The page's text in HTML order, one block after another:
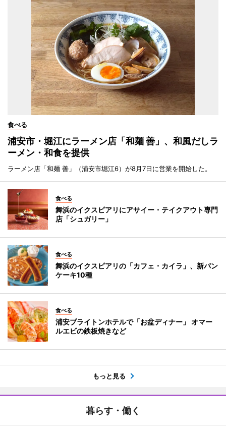
食べる
浦安市・堀江にラーメン店「和麺 善」、和風だしラ
ーメン・和食を提供
ラーメン店「和麺 善」（浦安市堀江6）が8月7日に営業を開始した。
食べる
舞浜のイクスピアリにアサイー・テイクアウト専門
店「シュガリー」
食べる
舞浜のイクスピアリの「カフェ・カイラ」、新パン
ケーキ10種
食べる
浦安ブライトンホテルで「お盆ディナー」 オマー
ルエビの鉄板焼きなど
もっと見る
暮らす・働く